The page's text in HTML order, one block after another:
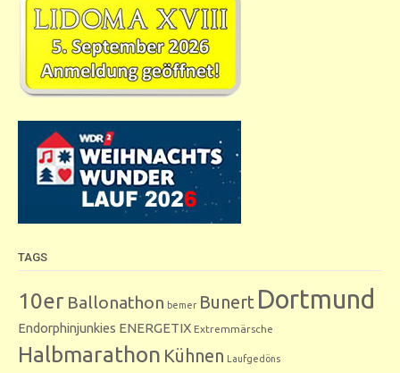
TAGS
10er Ballonathon bemer Bunert Dortmund
Endorphinjunkies ENERGETIX Extremmärsche
Halbmarathon Kühnen Laufgedöns